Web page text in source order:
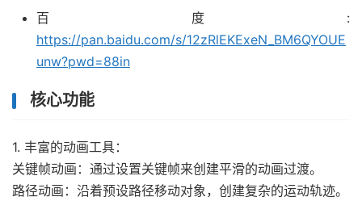
百度:
https://pan.baidu.com/s/12zRlEKExeN_BM6QYOUE
unw?pwd=88in
核心功能
1. 丰富的动画工具：
关键帧动画：通过设置关键帧来创建平滑的动画过渡。
路径动画：沿着预设路径移动对象，创建复杂的运动轨迹。